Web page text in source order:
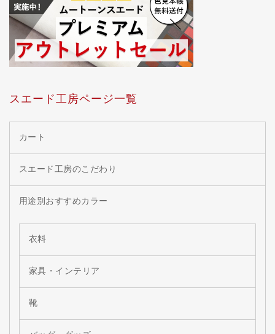
スエード工房ページ一覧
カート
スエード工房のこだわり
用途別おすすめカラー
衣料
家具・インテリア
靴